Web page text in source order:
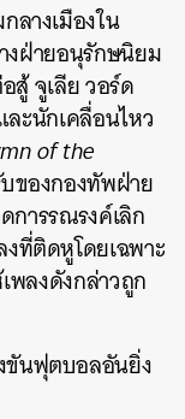
ลางเมืองใน
งฝ่ายอนุรักษนิยม
สู้ จูเลีย วอร์ด
ะนักเคลื่อนไหว
of the
ของกองทัพฝ่าย
การรณรงค์เลิก
ที่ติดหูโดยเฉพาะ
พลงดังกล่าวถูก
ขันฟุตบอลอันยิ่ง